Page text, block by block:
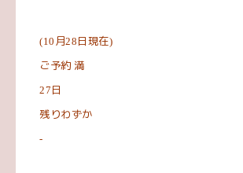
(10 月28 日現在)
ご予約 満
27 日
残りわずか
-